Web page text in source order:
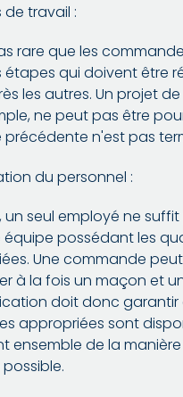
de travail :
rare que les
étapes qui doivent être
les autres. Un projet
ne peut pas être
précédente n'est pas
du personnel :
un seul employé ne suffit
possédant les
Une commande
à la fois un maçon et
doit donc garantir
appropriées sont
ensemble de la